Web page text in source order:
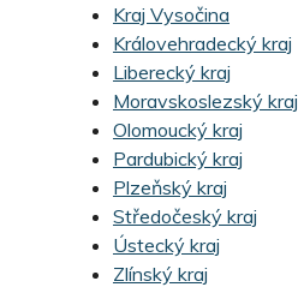
Kraj Vysočina
Královehradecký kraj
Liberecký kraj
Moravskoslezský kraj
Olomoucký kraj
Pardubický kraj
Plzeňský kraj
Středočeský kraj
Ústecký kraj
Zlínský kraj